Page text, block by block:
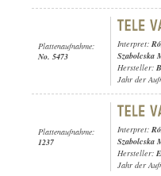
Plattenaufnahme:
No. 5473
Interpret:
Szabolcska
Hersteller:
Jahr der
Plattenaufnahme:
1237
Interpret:
Szabolcska
Hersteller:
Jahr der